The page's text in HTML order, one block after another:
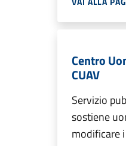
Centro
CUAV
Servizio
sostiene
modificare